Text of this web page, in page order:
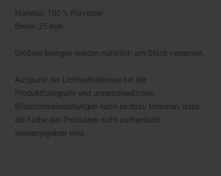
Material: 100 % Polyester
Breite: 25 mm
Größere Mengen werden natürlich am Stück versendet.
Aufgrund der Lichtverhältnisse bei der
Produktfotografie und unterschiedlichen
Bildschirmeinstellungen kann es dazu kommen, dass
die Farbe des Produktes nicht authentisch
wiedergegeben wird.